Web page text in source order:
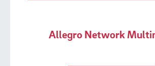
Allegro Network